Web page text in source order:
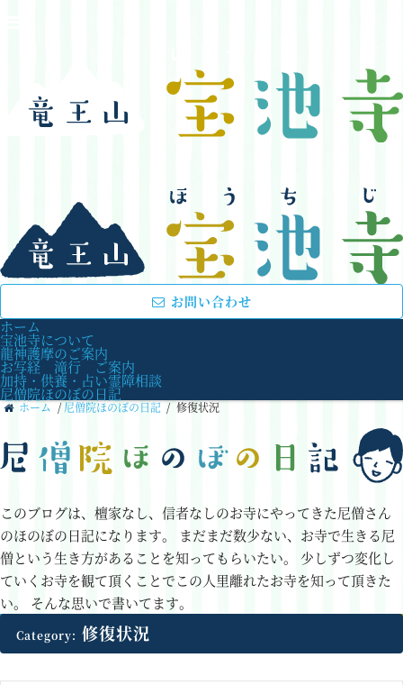
お問い合わせ
ホーム
宝池寺について
龍神護摩のご案内
お写経 滝行 ご案内
加持・供養・占い霊障相談
尼僧院ほのぼの日記
ホーム / 尼僧院ほのぼの日記 / 修復状況
このブログは、檀家なし、信者なしのお寺にやってきた尼僧さん
のほのぼの日記になります。 まだまだ数少ない、お寺で生きる尼
僧という生き方があることを知ってもらいたい。
少しずつ変化し
ていくお寺を観て頂くことでこの人里離れたお寺を知って頂きた
い。 そんな思いで書いてます。
Category: 修復状況